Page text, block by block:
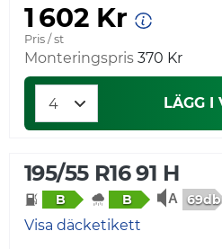
1 602 Kr
Pris / st
Monteringspris 370 Kr
LÄGG I
195/55 R16 91 H
B B 69db
Visa däcketikett